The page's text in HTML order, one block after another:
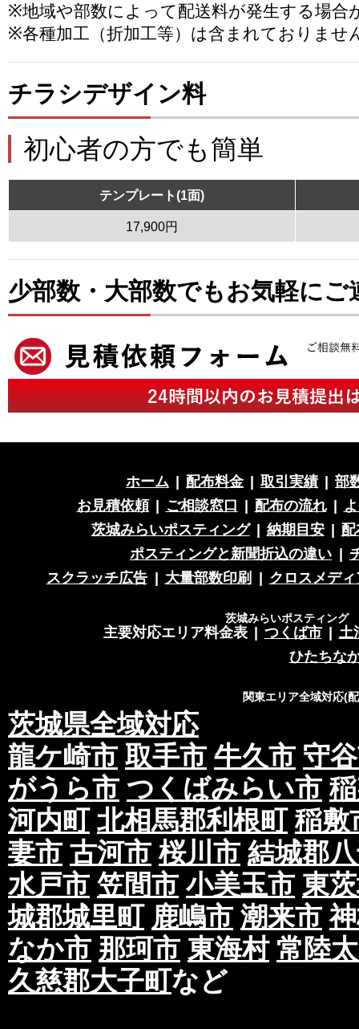
※地域や部数によって配送料が発生する場合
※各種加工（折加工等）は含まれておりませ
チラシデザイン料
初心者の方でも簡単
テンプレート(1面)
17,900円
少部数・大部数でもお気軽にご
ホーム 配布料金 取引実績
部
お見積依頼
ご相談窓口 配布の流れ
茨城みらいポスティング
納期目安
ポスティングと新聞折込の違い
スクラッチ広告
大量部数印刷 クロスメディ
茨城みらいポスティング
主要対応エリア料金表 つくば市
土
ひたちな
関東エリア全域対応(
茨城県全域対応
龍ケ崎市 取手市 牛久市 守
がうら市 つくばみらい市
河内町 北相馬郡利根町 稲敷
妻市 古河市 桜川市 結城郡
水戸市 笠間市 小美玉市 東
城郡城里町 鹿嶋市 潮来市
なか市 那珂市 東海村 常陸
久慈郡大子町など